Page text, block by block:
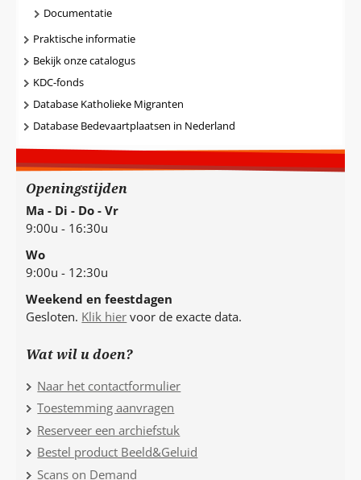
Documentatie
Praktische informatie
Bekijk onze catalogus
KDC-fonds
Database Katholieke Migranten
Database Bedevaartplaatsen in Nederland
Openingstijden
Ma - Di - Do - Vr
9:00u - 16:30u
Wo
9:00u - 12:30u
Weekend en feestdagen
Gesloten. Klik hier voor de exacte data.
Wat wil u doen?
Naar het contactformulier
Toestemming aanvragen
Reserveer een archiefstuk
Bestel product Beeld&Geluid
Scans on Demand